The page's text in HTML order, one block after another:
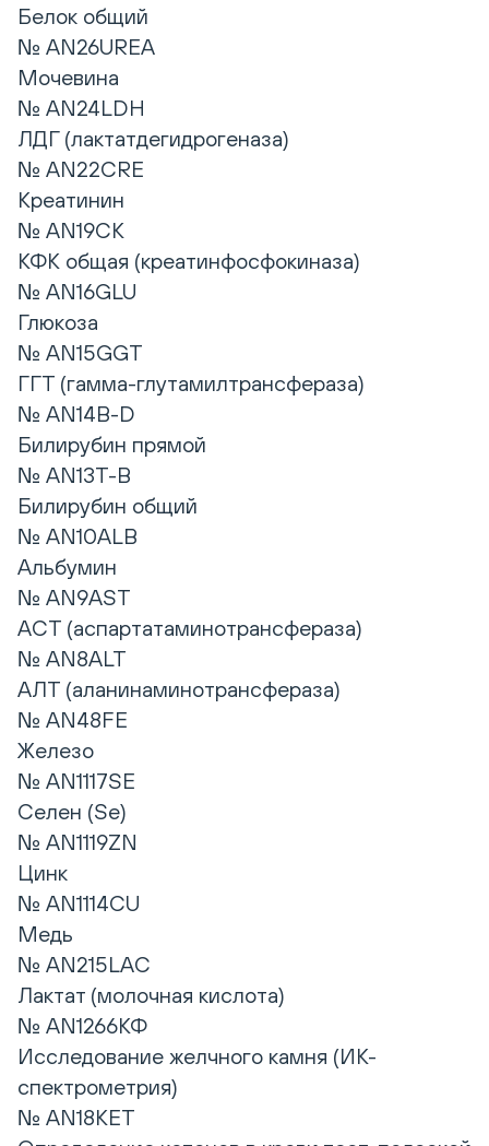
Белок общий
№ AN26UREA
Мочевина
№ AN24LDH
ЛДГ (лактатдегидрогеназа)
№ AN22CRE
Креатинин
№ AN19CK
КФК общая (креатинфосфокиназа)
№ AN16GLU
Глюкоза
№ AN15GGT
ГГТ (гамма-глутамилтрансфераза)
№ AN14B-D
Билирубин прямой
№ AN13T-B
Билирубин общий
№ AN10ALB
Альбумин
№ AN9AST
АСТ (аспартатаминотрансфераза)
№ AN8ALT
АЛТ (аланинаминотрансфераза)
№ AN48FE
Железо
№ AN1117SE
Селен (Se)
№ AN1119ZN
Цинк
№ AN1114CU
Медь
№ AN215LAC
Лактат (молочная кислота)
№ AN1266КФ
Исследование желчного камня (ИК-
спектрометрия)
№ AN18KET